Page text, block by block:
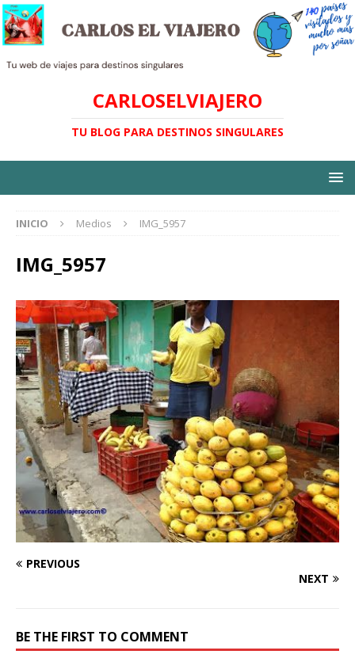
CARLOSELVIAJERO
TU BLOG PARA DESTINOS SINGULARES
INICIO Medios IMG_5957
IMG_5957
PREVIOUS
NEXT
BE THE FIRST TO COMMENT